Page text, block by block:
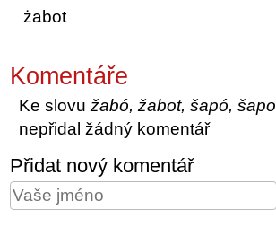
żabot
Komentáře
Ke slovužabó, žabot, šapó, šapo
nepřidal žádný komentář
Přidat nový komentář